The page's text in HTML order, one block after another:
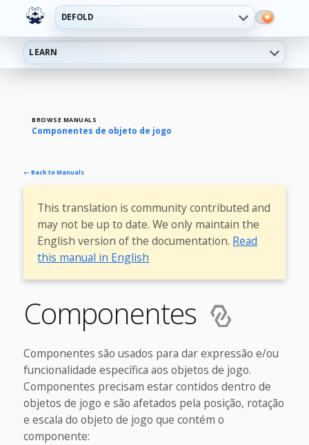
DEFOLD
LEARN
BROWSE MANUALS
Componentes de objeto de jogo
← Back to Manuals
This translation is community contributed and
may not be up to date. We only maintain the
English version of the documentation. Read
this manual in English
Componentes
Componentes são usados para dar expressão e/ou
funcionalidade específica aos objetos de jogo.
Componentes precisam estar contidos dentro de
objetos de jogo e são afetados pela posição, rotação
e escala do objeto de jogo que contém o
componente: